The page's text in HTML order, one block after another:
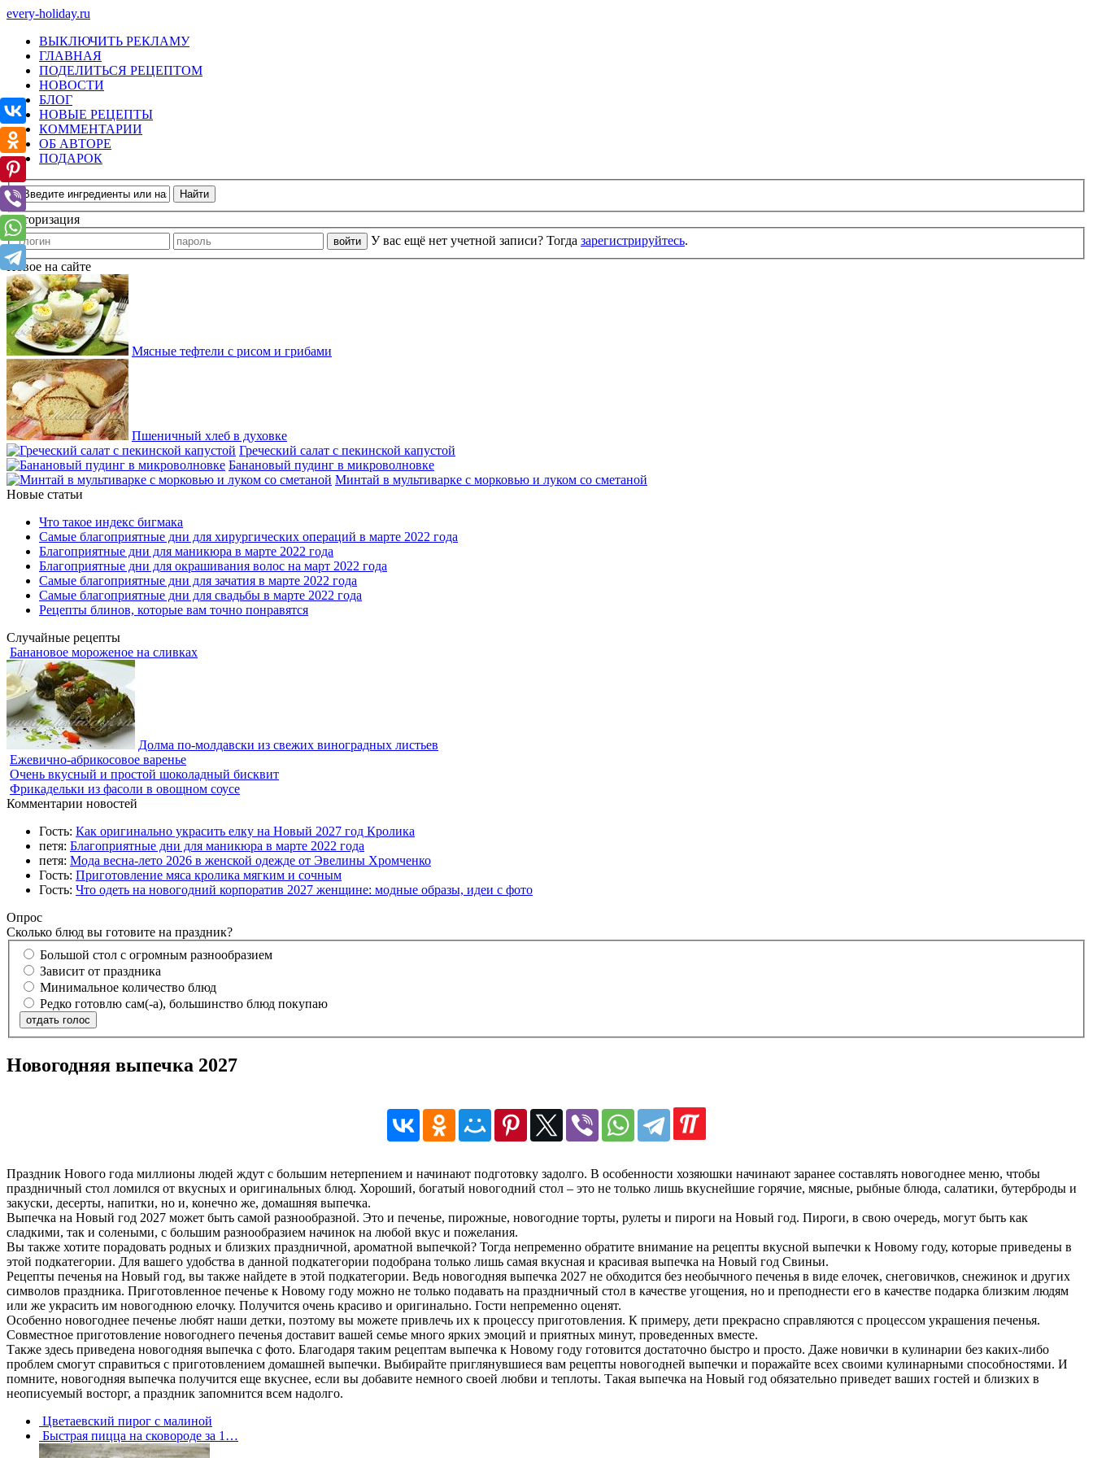
every-holiday.ru
ВЫКЛЮЧИТЬ РЕКЛАМУ
ГЛАВНАЯ
ПОДЕЛИТЬСЯ РЕЦЕПТОМ
НОВОСТИ
БЛОГ
НОВЫЕ РЕЦЕПТЫ
КОММЕНТАРИИ
ОБ АВТОРЕ
ПОДАРОК
Авторизация
У вас ещё нет учетной записи? Тогда зарегистрируйтесь.
Новое на сайте
Мясные тефтели с рисом и грибами
Пшеничный хлеб в духовке
Греческий салат с пекинской капустой
Банановый пудинг в микроволновке
Минтай в мультиварке с морковью и луком со сметаной
Новые статьи
Что такое индекс бигмака
Самые благоприятные дни для хирургических операций в марте 2022 года
Благоприятные дни для маникюра в марте 2022 года
Благоприятные дни для окрашивания волос на март 2022 года
Самые благоприятные дни для зачатия в марте 2022 года
Самые благоприятные дни для свадьбы в марте 2022 года
Рецепты блинов, которые вам точно понравятся
Случайные рецепты
Банановое мороженое на сливках
Долма по-молдавски из свежих виноградных листьев
Ежевично-абрикосовое варенье
Очень вкусный и простой шоколадный бисквит
Фрикадельки из фасоли в овощном соусе
Комментарии новостей
Гость: Как оригинально украсить елку на Новый 2027 год Кролика
петя: Благоприятные дни для маникюра в марте 2022 года
петя: Мода весна-лето 2026 в женской одежде от Эвелины Хромченко
Гость: Приготовление мяса кролика мягким и сочным
Гость: Что одеть на новогодний корпоратив 2027 женщине: модные образы, идеи с фото
Опрос
Сколько блюд вы готовите на праздник?
Большой стол с огромным разнообразием
Зависит от праздника
Минимальное количество блюд
Редко готовлю сам(-а), большинство блюд покупаю
отдать голос
Новогодняя выпечка 2027
Праздник Нового года миллионы людей ждут с большим нетерпением и начинают подготовку задолго. В особенности хозяюшки начинают заранее составлять новогоднее меню, чтобы
праздничный стол ломился от вкусных и оригинальных блюд. Хороший, богатый новогодний стол – это не только лишь вкуснейшие горячие, мясные, рыбные блюда, салатики, бутерброды и
закуски, десерты, напитки, но и, конечно же, домашняя выпечка.
Выпечка на Новый год 2027 может быть самой разнообразной. Это и печенье, пирожные, новогодние торты, рулеты и пироги на Новый год. Пироги, в свою очередь, могут быть как
сладкими, так и солеными, с большим разнообразием начинок на любой вкус и пожелания.
Вы также хотите порадовать родных и близких праздничной, ароматной выпечкой? Тогда непременно обратите внимание на рецепты вкусной выпечки к Новому году, которые приведены в
этой подкатегории. Для вашего удобства в данной подкатегории подобрана только лишь самая вкусная и красивая выпечка на Новый год Свиньи.
Рецепты печенья на Новый год, вы также найдете в этой подкатегории. Ведь новогодняя выпечка 2027 не обходится без необычного печенья в виде елочек, снеговичков, снежинок и других
символов праздника. Приготовленное печенье к Новому году можно не только подавать на праздничный стол в качестве угощения, но и преподнести его в качестве подарка близким людям
или же украсить им новогоднюю елочку. Получится очень красиво и оригинально. Гости непременно оценят.
Особенно новогоднее печенье любят наши детки, поэтому вы можете привлечь их к процессу приготовления. К примеру, дети прекрасно справляются с процессом украшения печенья.
Совместное приготовление новогоднего печенья доставит вашей семье много ярких эмоций и приятных минут, проведенных вместе.
Также здесь приведена новогодняя выпечка с фото. Благодаря таким рецептам выпечка к Новому году готовится достаточно быстро и просто. Даже новички в кулинарии без каких-либо
проблем смогут справиться с приготовлением домашней выпечки. Выбирайте приглянувшиеся вам рецепты новогодней выпечки и поражайте всех своими кулинарными способностями. И
помните, новогодняя выпечка получится еще вкуснее, если вы добавите немного своей любви и теплоты. Такая выпечка на Новый год обязательно приведет ваших гостей и близких в
неописуемый восторг, а праздник запомнится всем надолго.
Цветаевский пирог с малиной
Быстрая пицца на сковороде за 1…